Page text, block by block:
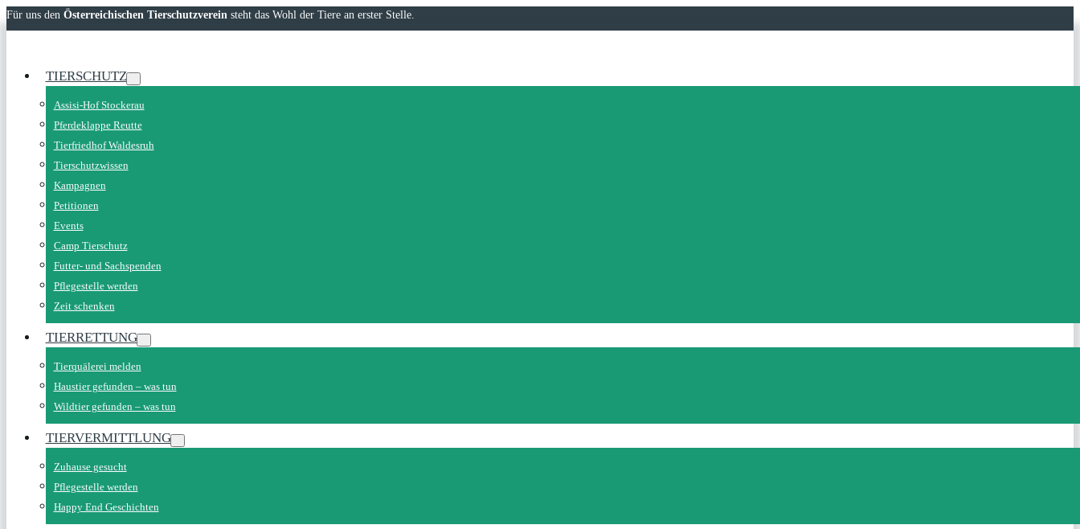
Für uns den Österreichischen Tierschutzverein steht das Wohl der Tiere an erster Stelle.
TIERSCHUTZ
Assisi-Hof Stockerau
Pferdeklappe Reutte
Tierfriedhof Waldesruh
Tierschutzwissen
Kampagnen
Petitionen
Events
Camp Tierschutz
Futter- und Sachspenden
Pflegestelle werden
Zeit schenken
TIERRETTUNG
Tierquälerei melden
Haustier gefunden – was tun
Wildtier gefunden – was tun
TIERVERMITTLUNG
Zuhause gesucht
Pflegestelle werden
Happy End Geschichten